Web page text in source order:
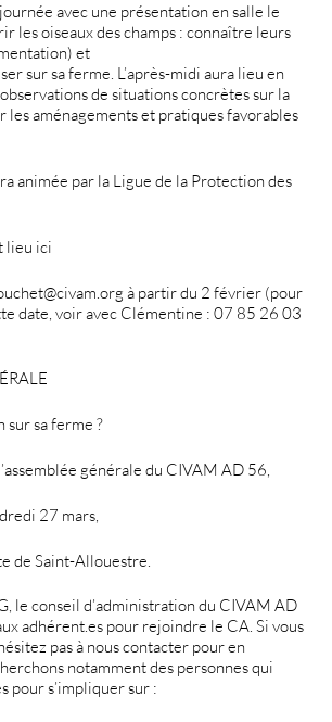
avec une présentation en salle le
les oiseaux des champs : connaître leurs
et
sur sa ferme. L’après-midi aura lieu en
de situations concrètes sur la
aménagements et pratiques favorables
animée par la Ligue de la Protection des
lieu ici
à partir du 2 février (pour
date, voir avec Clémentine : 07 85 26 03
sa ferme ?
générale du CIVAM AD 56,
27 mars,
de Saint-Allouestre.
le conseil d’administration du CIVAM AD
adhérent.es pour rejoindre le CA. Si vous
pas à nous contacter pour en
notamment des personnes qui
pour s’impliquer sur :